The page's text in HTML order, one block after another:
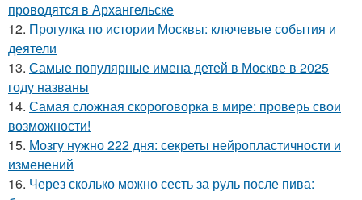
проводятся в Архангельске
12. Прогулка по истории Москвы: ключевые события и
деятели
13. Самые популярные имена детей в Москве в 2025
году названы
14. Самая сложная скороговорка в мире: проверь свои
возможности!
15. Мозгу нужно 222 дня: секреты нейропластичности и
изменений
16. Через сколько можно сесть за руль после пива: